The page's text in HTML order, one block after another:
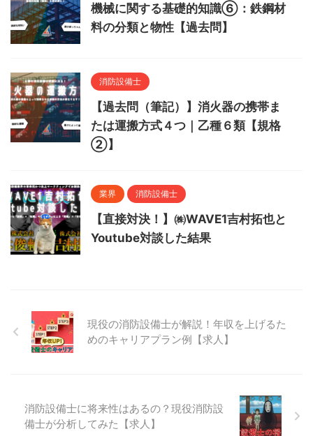
機械に関する基礎的知識⑥：鉄鋼材
料の分類と物性【過去問】
消防設備士
【過去問（筆記）】消火器の携帯ま
たは運搬方式４つ｜乙種６類【規格
②】
業界 消防設備士
【直接対決！】㈱WAVE1吉村拓也と
Youtube対談した結果
現役の消防設備士が解説！年収を上げるた
めのキャリアプラン例【求人】
消防設備士に将来性はあるの？現役消防設
備士が分析してみた【求人】